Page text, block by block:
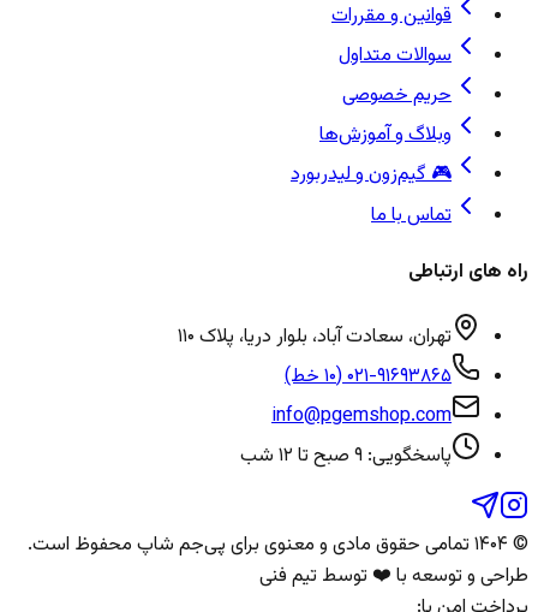
قوانین و مقررات
سوالات متداول
حریم خصوصی
وبلاگ و آموزش‌ها
🎮 گیم‌زون و لیدربورد
تماس با ما
راه های ارتباطی
تهران، سعادت آباد، بلوار دریا، پلاک ۱۱۰
۰۲۱-۹۱۶۹۳۸۶۵ (۱۰ خط)
info@pgemshop.com
پاسخگویی: ۹ صبح تا ۱۲ شب
© ۱۴۰۴ تمامی حقوق مادی و معنوی برای پی‌جم شاپ محفوظ است.
طراحی و توسعه با ❤️ توسط تیم فنی